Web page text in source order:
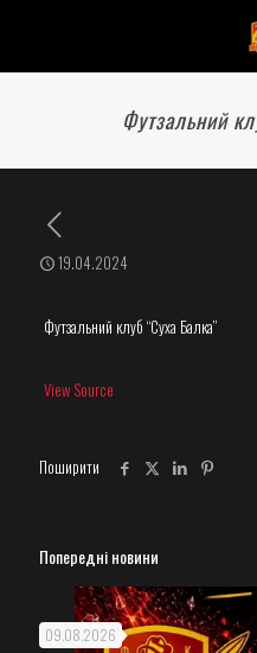
Футзальний
19.04.2024
Футзальний клуб “Суха Балка”
View Source
Поширити
Попередні новини
09.08.2026